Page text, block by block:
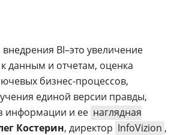
BI–это увеличение
к данным и отчетам, оценка
бизнес-процессов,
единой версии правды,
информации и ее наглядная
Костерин, директор InfoVizion ,